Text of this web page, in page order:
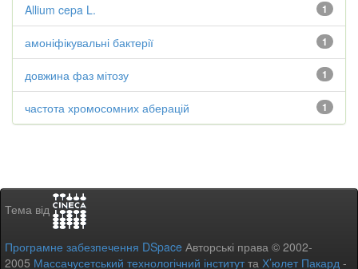
1
Allium cepa L.
1
амоніфікувальні бактерії
1
довжина фаз мітозу
1
частота хромосомних аберацій
Тема від
Програмне забезпечення DSpace Авторські права © 2002-
2005 Массачусетський технологічний інститутта Х’юлет Пакард -